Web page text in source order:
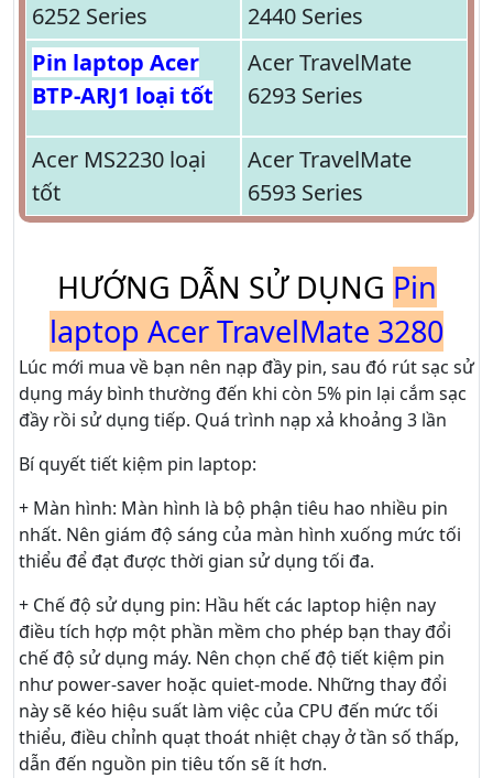
6252 Series
2440 Series
Pin laptop Acer
BTP-ARJ1 loại tốt
Acer TravelMate
6293 Series
Acer MS2230 loại
tốt
Acer TravelMate
6593 Series
HƯỚNG DẪN SỬ DỤNG Pin
laptop Acer TravelMate 3280
Lúc mới mua về bạn nên nạp đầy pin, sau đó rút sạc sử
dụng máy bình thường đến khi còn 5% pin lại cắm sạc
đầy rồi sử dụng tiếp. Quá trình nạp xả khoảng 3 lần
Bí quyết tiết kiệm pin laptop:
+ Màn hình: Màn hình là bộ phận tiêu hao nhiều pin
nhất. Nên giám độ sáng của màn hình xuống mức tối
thiểu để đạt được thời gian sử dụng tối đa.
+ Chế độ sử dụng pin: Hầu hết các laptop hiện nay
điều tích hợp một phần mềm cho phép bạn thay đổi
chế độ sử dụng máy. Nên chọn chế độ tiết kiệm pin
như power-saver hoặc quiet-mode. Những thay đổi
này sẽ kéo hiệu suất làm việc của CPU đến mức tối
thiểu, điều chỉnh quạt thoát nhiệt chạy ở tần số thấp,
dẫn đến nguồn pin tiêu tốn sẽ ít hơn.